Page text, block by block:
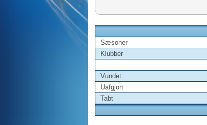
Sæsoner
Klubber
Vundet
Uafgjort
Tabt